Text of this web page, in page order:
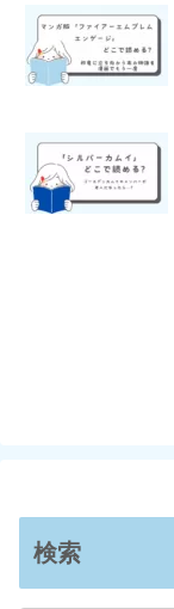
検索